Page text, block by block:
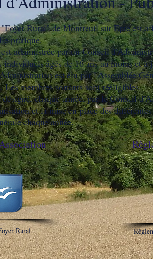
"Foyer Rural" de Montreuil sur Epte est
pratique.
est administrée par un Conseil
individuels âgés de 16 ans au moins et
est élu par l'Assemblée
Les membres sortants sont rééligibles.
désigné, chaque année, par le Conseil
et la mise en place des
chaque année.
Rural